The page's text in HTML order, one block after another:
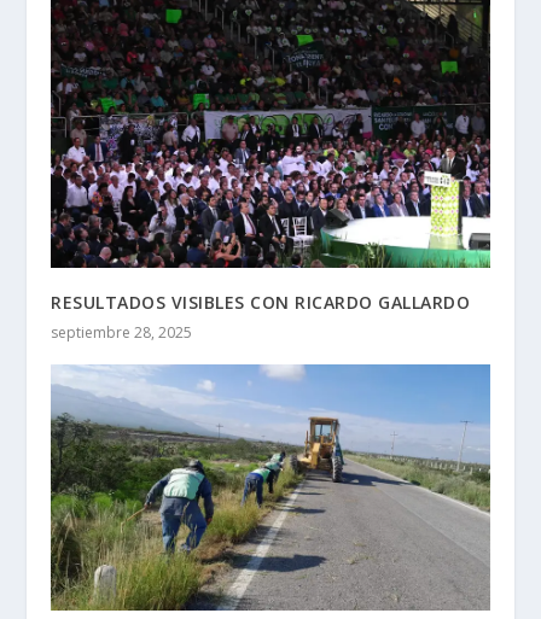
RESULTADOS VISIBLES CON RICARDO GALLARDO
septiembre 28, 2025